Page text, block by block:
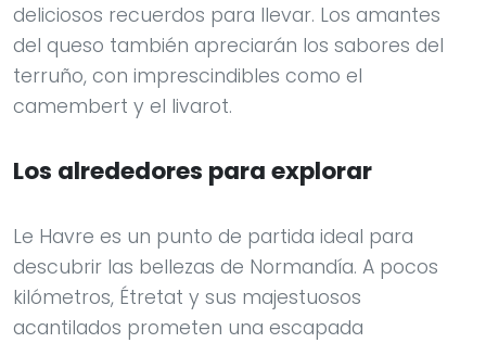
deliciosos recuerdos para llevar. Los amantes
del queso también apreciarán los sabores del
terruño, con imprescindibles como el
camembert y el livarot.
Los alrededores para explorar
Le Havre es un punto de partida ideal para
descubrir las bellezas de Normandía. A pocos
kilómetros, Étretat y sus majestuosos
acantilados prometen una escapada